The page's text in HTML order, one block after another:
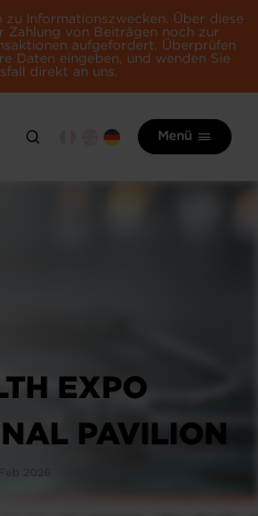
zu Informationszwecken. Über diese
Zahlung von Beiträgen noch zur
aufgefordert. Überprüfen
Daten eingeben, und wenden Sie
direkt an uns.
Menü
EXPO
PAVILION
2026